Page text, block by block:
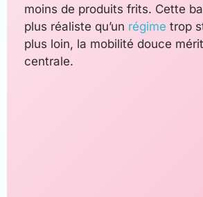
moins de produits frits. Cette
plus réaliste qu’un régime trop
plus loin, la mobilité douce
centrale.